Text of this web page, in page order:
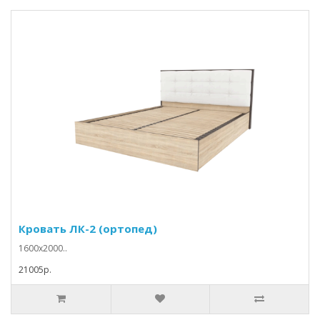
Кровать ЛК-2 (ортопед)
1600х2000..
21005p.